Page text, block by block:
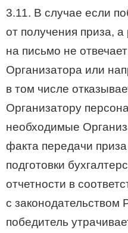
3.11. В случае если
от получения приза, а
на письмо не
Организатора или
в том числе
Организатору
необходимые
факта передачи
подготовки
отчетности в
с законодательством
победитель